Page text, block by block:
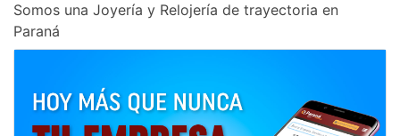
Somos una Joyería y Relojería de trayectoria en
Paraná